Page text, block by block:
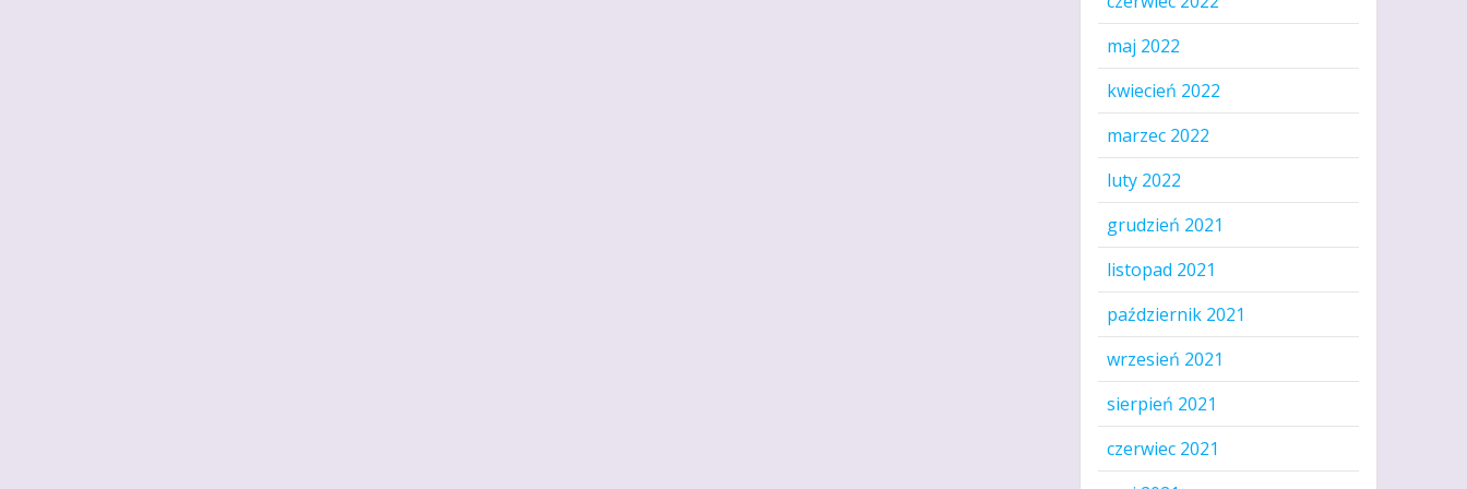
maj 2022
kwiecień 2022
marzec 2022
luty 2022
grudzień 2021
listopad 2021
październik 2021
wrzesień 2021
sierpień 2021
czerwiec 2021